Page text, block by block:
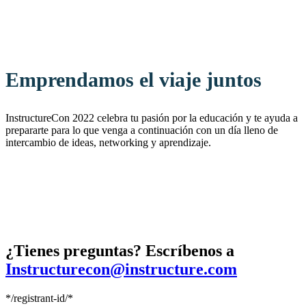
Emprendamos el viaje juntos
InstructureCon 2022 celebra tu pasión por la educación y te ayuda a
prepararte para lo que venga a continuación con un día lleno de
intercambio de ideas, networking y aprendizaje.
¿Tienes preguntas? Escríbenos a
Instructurecon@instructure.com
*/registrant-id/*